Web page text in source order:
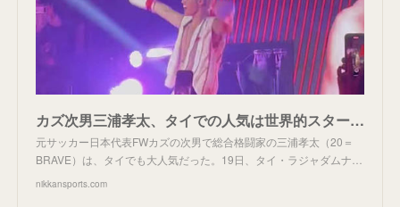
カズ次男三浦孝太、タイでの人気は世界的スター級 スクリーンに写真映るだけで試合前から大歓声 - 格闘技 : 日刊スポーツ
元サッカー日本代表FWカズの次男で総合格闘家の三浦孝太（20＝
BRAVE）は、タイでも大人気だった。19日、タイ・ラジャダムナ…
nikkansports.com